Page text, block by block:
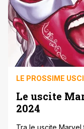
LE PROSSIME
Le uscite
2024